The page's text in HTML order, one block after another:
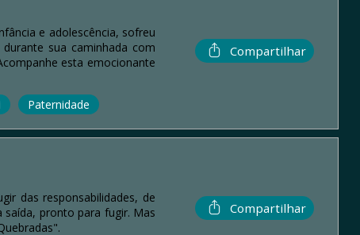
e adolescência, sofreu
sua caminhada com
esta emocionante
Paternidade
Compartilhar
das responsabilidades, de
pronto para fugir. Mas
Compartilhar